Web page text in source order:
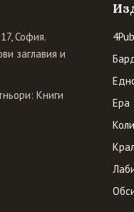
София.
заглавия и
Книги
Ера